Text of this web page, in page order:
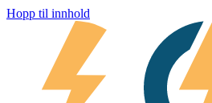
Hopp til innhold